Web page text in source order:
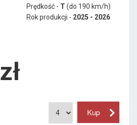
Prędkość - T (do 190 km/h)
Rok produkcji - 2025 - 2026
zł